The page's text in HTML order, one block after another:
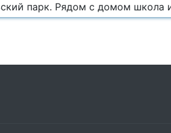
парк. Рядом с домом школа